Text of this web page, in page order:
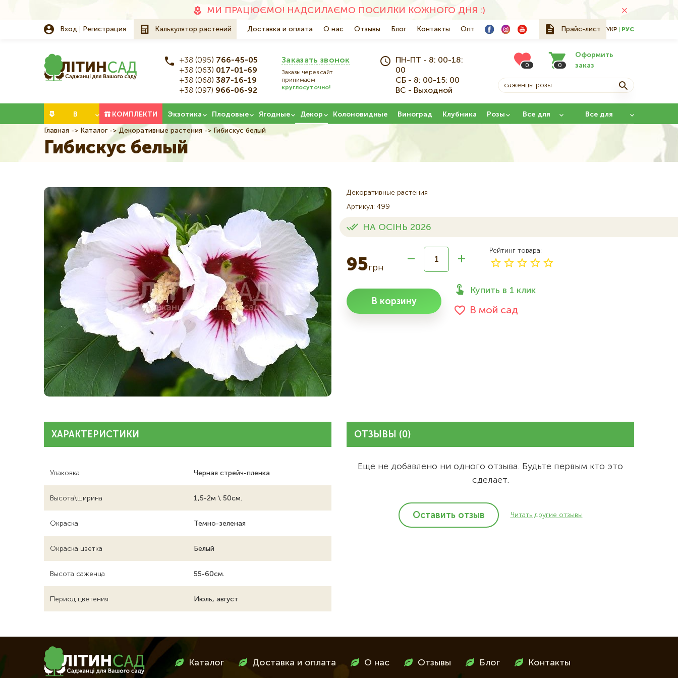
МИ ПРАЦЮЄМО! НАДСИЛАЄМО ПОСИЛКИ КОЖНОГО ДНЯ :)
Вход Регистрация Калькулятор растений Основна
Доставка и оплата О нас Отзывы Блог Контакты Опт Прайс-лист УКР РУС
+38 (095) 766-45-05
+38 (063) 017-01-69
+38 (068) 387-16-19
+38 (097) 966-06-92
Заказать звонок
Заказы через сайт
принимаем
круглосуточно!
ПН-ПТ - 8: 00-18:
00
СБ - 8: 00-15: 00
ВС - Выходной
0
Оформить
заказ
0
В
КОМПЛЕКТИ Экзотика Плодовые Ягодные Декор Колоновидные Виноград Клубника Розы Все для
сада
Все для
Строка
навигации
Главная Каталог Декоративные растения Гибискус белый
Гибискус белый
Декоративные растения
Артикул 499
НА ОСІНЬ 2026
95грн
Рейтинг товара
В корзину
Купить в 1 клик
В мой сад
ХАРАКТЕРИСТИКИ
Упаковка Черная стрейч-пленка
Высота\ширина 1,5-2м \ 50см.
Окраска Темно-зеленая
Окраска цветка Белый
Высота саженца 55-60см.
Период цветения Июль, август
ОТЗЫВЫ (0)
Еще не добавлено ни одного отзыва. Будьте первым кто это
сделает.
Оставить отзыв Читать другие отзывы
МенюКаталог Доставка и оплата О нас Отзывы Блог Контакты